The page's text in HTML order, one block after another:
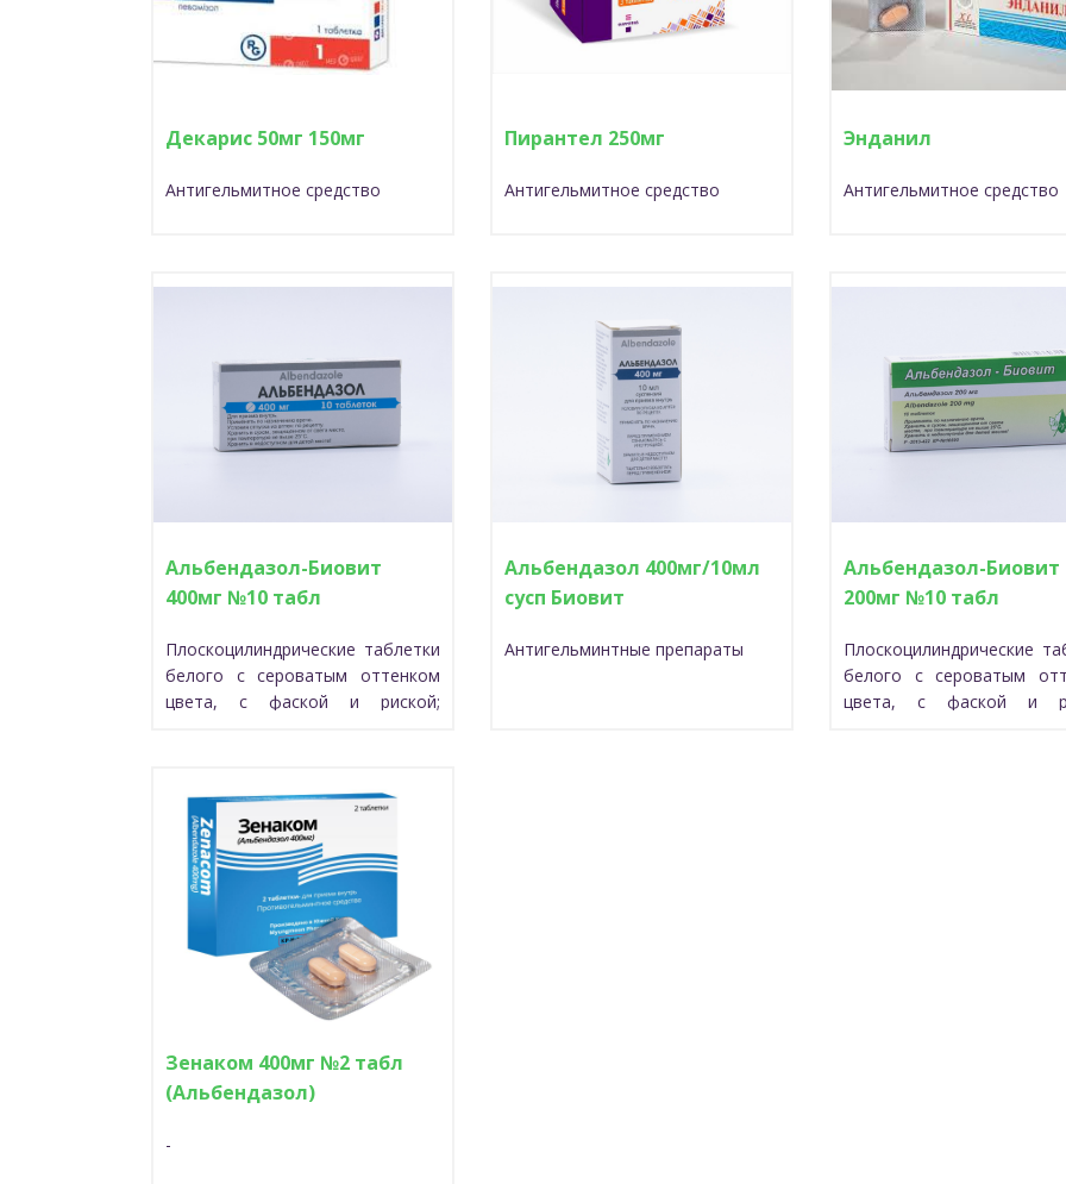
глюкозы. Подавляется
клеток в метафазе,
яйцекладка, развитие
гельминтов.
других органелл в
приводит к их гибель.
Декарис 50мг 150мг
Антигельмитное средство
Пирантел 250мг
Антигельмитное средство
Энданил
Антигельмитное
Альбендазол-Биовит
400мг №10 табл
Плоскоцилиндрические таблетки
белого с сероватым оттенком
цвета, с фаской и риской;
Альбендазол 400мг/10мл
сусп Биовит
Антигельминтные препараты
Альбендазол-Биовит
200мг №10 табл
Плоскоцилиндрические
белого с сероватым
цвета, с фаской и
Зенаком 400мг №2 табл
(Альбендазол)
-